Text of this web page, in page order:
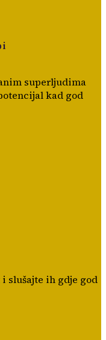
superljudima
kad god
slušajte ih gdje god